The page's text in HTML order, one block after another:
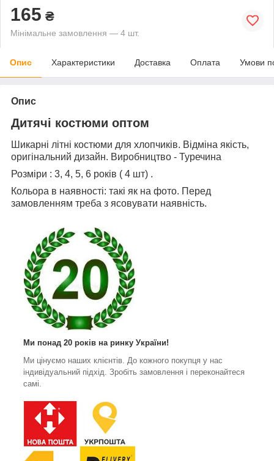
165 ₴
Мінімальне замовлення — 4 шт.
Опис Характеристики Доставка Оплата Умови
Опис
Дитячі костюми оптом
Шикарні літні костюми для хлопчиків. Відміна якість,
оригінальний дизайн. Виробництво - Туречина
Розміри : 3, 4, 5, 6 років ( 4 шт) .
Кольора в наявності: такі як на фото. Перед
замовленням треба з ясовувати наявність.
Ми понад 20 років на ринку України!
Ми цінуємо наших клієнтів. До кожного покупця у нас
індивідуальний підхід. Зробіть замовлення і переконайтеся
самі.